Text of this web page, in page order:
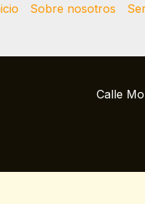
Sobre nosotros
Calle